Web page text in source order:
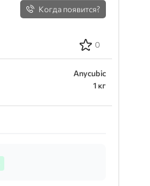
Когда появится?
0
Anycubic
1 кг